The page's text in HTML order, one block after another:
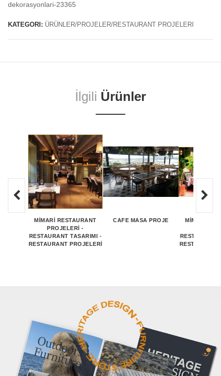
dekorasyonlari-23365
KATEGORI: ÜRÜNLER/PROJELER/RESTAURANT PROJELERI
İlgili Ürünler
MİMARİ RESTAURANT
PROJELERİ -
RESTAURANT TASARIMI -
RESTAURANT PROJELERİ
CAFE MASA PROJE
MİMARİ
RESTAURANT